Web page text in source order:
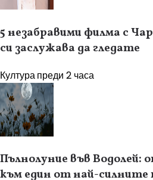
5 незабравими филма с
си заслужава да гледате
Културапреди 2 часа
Пълнолуние във Водолей:
към един от най-силните